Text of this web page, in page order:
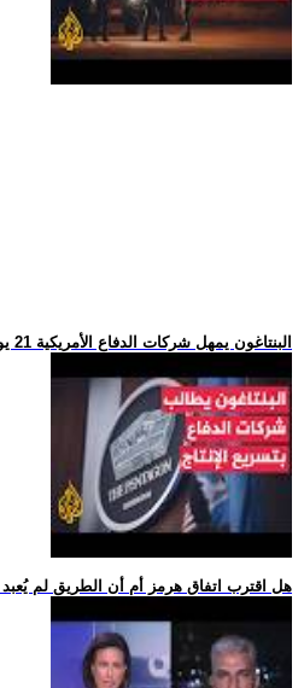
.. البنتاغون يمهل شركات الدفاع الأمريكية 21 يوما لتقديم خطط تسر
.. هل اقترب اتفاق هرمز أم أن الطريق لم يُعبد